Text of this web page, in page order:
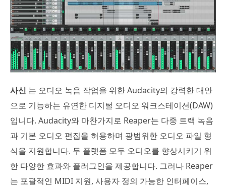
사신 는 오디오 녹음 작업을 위한 Audacity의 강력한 대안
으로 기능하는 유연한 디지털 오디오 워크스테이션(DAW)
입니다. Audacity와 마찬가지로 Reaper는 다중 트랙 녹음
과 기본 오디오 편집을 허용하며 광범위한 오디오 파일 형
식을 지원합니다. 두 플랫폼 모두 오디오를 향상시키기 위
한 다양한 효과와 플러그인을 제공합니다. 그러나 Reaper
는 포괄적인 MIDI 지원, 사용자 정의 가능한 인터페이스,